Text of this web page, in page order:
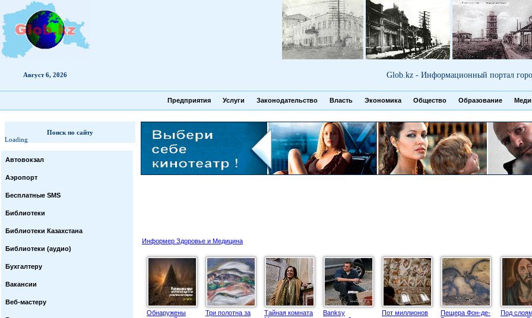
Август 6, 2026 Glob.kz - Информационный портал
Предприятия Услуги Законодательство Власть Экономика Общество Образование
Поиск по сайту
Loading
Автовокзал
Аэропорт
Бесплатные SMS
Библиотеки
Библиотеки Казахстана
Библиотеки (аудио)
Бухгалтеру
Вакансии
Веб-мастеру
Информер Здоровье и Медицина
Обнаружены
Три полотна за
Тайная комната
Banksy
Пот миллионов
Пещера Фон-де-
Под